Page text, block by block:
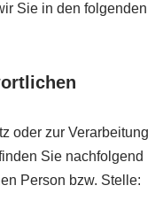
Sie in den folgenden
oder zur Verarbeitung
Sie nachfolgend
Person bzw. Stelle: